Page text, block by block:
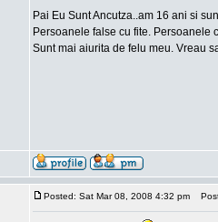
Pai Eu Sunt Ancutza..am 16 ani si
Persoanele false cu fite. Persoanele
Sunt mai aiurita de felu meu. Vreau
Posted: Sat Mar 08, 2008 4:32 pm